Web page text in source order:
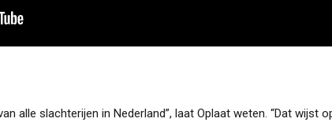
alle slachterijen in Nederland”, laat Oplaat weten. “Dat wijst